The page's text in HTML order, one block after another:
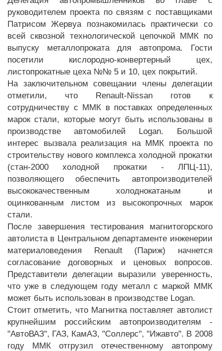
руководителем проекта по связям с поставщиками
Патрисом Жервуа познакомилась практически со
всей сквозной технологической цепочкой ММК по
выпуску металлопроката для автопрома. Гости
посетили кислородно-конвертерный цех,
листопрокатные цеха №№ 5 и 10, цех покрытий.
На заключительном совещании члены делегации
отметили, что Renault-Nissan готов к
сотрудничеству с ММК в поставках определенных
марок стали, которые могут быть использованы в
производстве автомобилей Logan. Большой
интерес вызвала реализация на ММК проекта по
строительству нового комплекса холодной прокатки
(стан-2000 холодной прокатки - ЛПЦ-11),
позволяющего обеспечить автопроизводителей
высококачественным холоднокатаным и
оцинкованным листом из высокопрочных марок
стали.
После завершения тестирования магнитогорского
автолиста в Центральном департаменте инженерии
материаловедения Renault (Париж) начнется
согласование договорных и ценовых вопросов.
Представители делегации выразили уверенность,
что уже в следующем году металл с маркой ММК
может быть использован в производстве Logan.
Стоит отметить, что Магнитка поставляет автолист
крупнейшим российским автопроизводителям -
"АвтоВАЗ", ГАЗ, КамАЗ, "Соллерс", "Ижавто". В 2008
году ММК отгрузил отечественному автопрому